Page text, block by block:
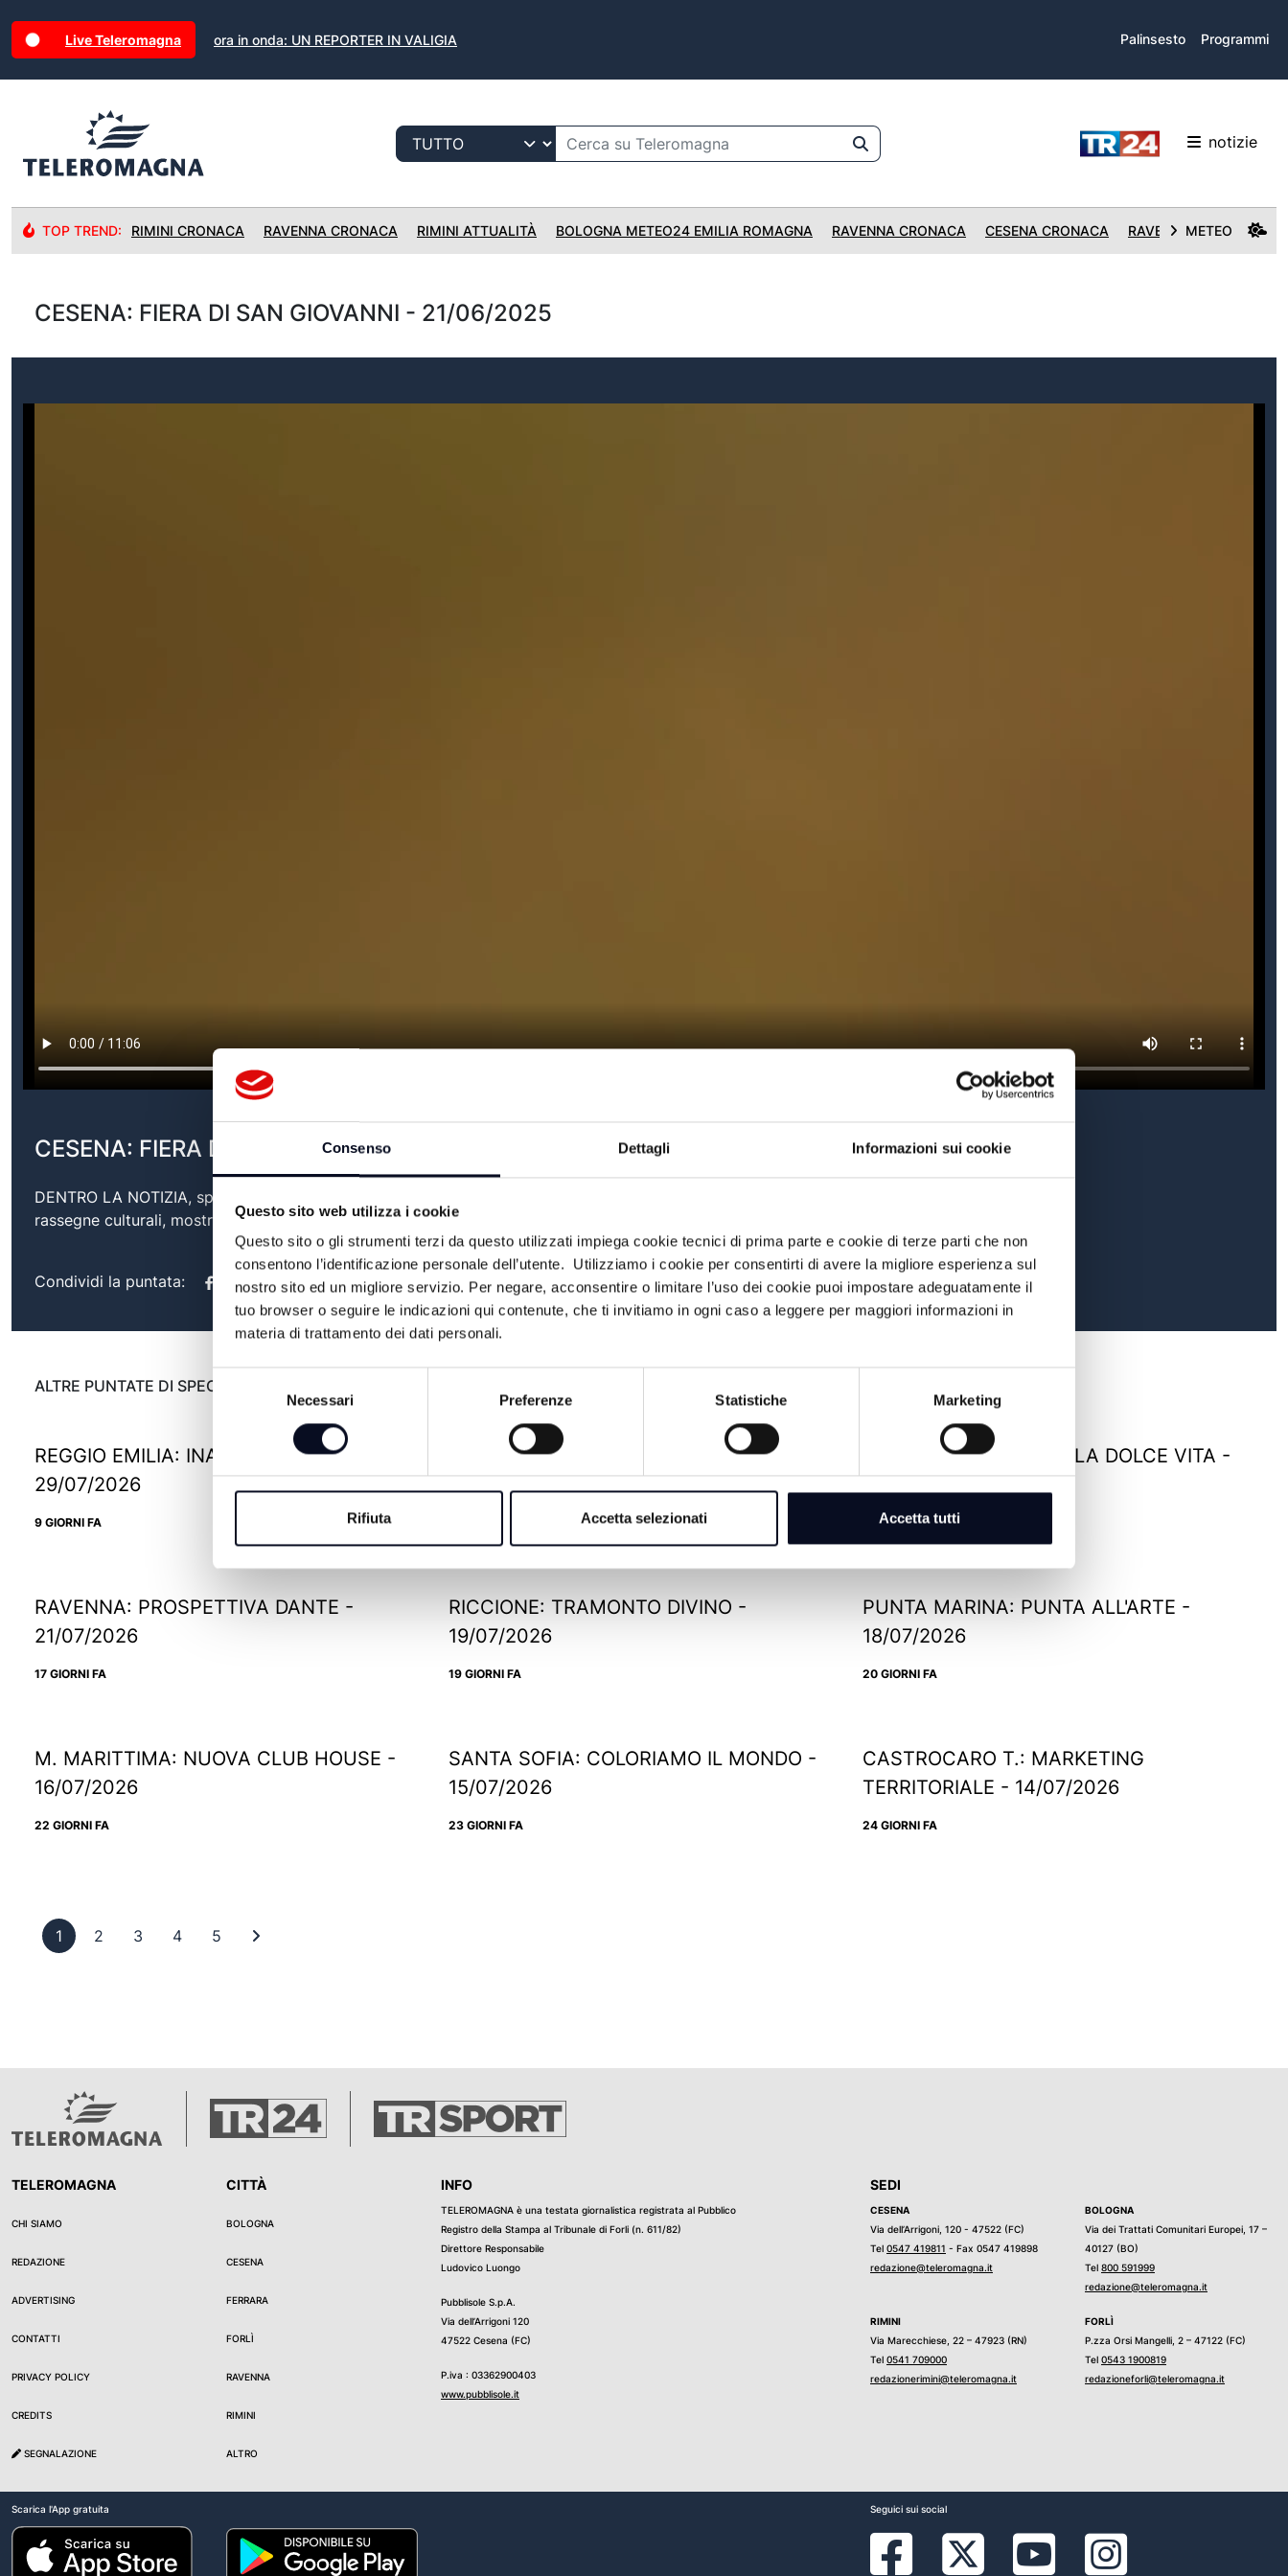
Consenso Dettagli Informazioni sui cookie
Questo sito web utilizza i cookie
Questo sito o gli strumenti terzi da questo utilizzati impiega cookie tecnici di prima parte e cookie di terze parti che non
consentono l’identificazione personale dell’utente. Utilizziamo i cookie per consentirti di avere la migliore esperienza sul
nostro sito ed un migliore servizio. Per negare, acconsentire o limitare l’uso dei cookie puoi impostare adeguatamente il
tuo browser o seguire le indicazioni qui contenute, che ti invitiamo in ogni caso a leggere per maggiori informazioni in
materia di trattamento dei dati personali.
Selezione
Necessari Preferenze Statistiche Marketing
Rifiuta Accetta selezionati Accetta tutti
Live Teleromagna ora in onda: UN REPORTER IN VALIGIA Palinsesto Programmi
notizie
TOP TREND: RIMINI CRONACA RAVENNA CRONACA RIMINI ATTUALITÀ BOLOGNA METEO24 EMILIA ROMAGNA RAVENNA CRONACA CESENA CRONACA RAVENNA CRONACA
METEO
CESENA: FIERA DI SAN GIOVANNI - 21/06/2025
CESENA: FIERA DI SAN GIOVANNI - 21/06/2025
DENTRO LA NOTIZIA, speciale televisivo sull'’attualità made in Romagna. Servizi video su
rassegne culturali, mostre, eventi ma anche promozione del territorio e delle sue impres
Condividi la puntata:
ALTRE PUNTATE DI SPECIALE
REGGIO EMILIA: INAUGURA IKEA PAOP -
29/07/2026
9 GIORNI FA
ROMAGNA: L'ALGORITMO DELLA
RIMINI: TERRAZZA DELLA DOLCE VITA -
16 GIORNI FA
RAVENNA: PROSPETTIVA DANTE -
21/07/2026
17 GIORNI FA
RICCIONE: TRAMONTO DIVINO -
19/07/2026
19 GIORNI FA
PUNTA MARINA: PUNTA ALL'ARTE -
18/07/2026
20 GIORNI FA
M. MARITTIMA: NUOVA CLUB HOUSE -
16/07/2026
22 GIORNI FA
SANTA SOFIA: COLORIAMO IL MONDO -
15/07/2026
23 GIORNI FA
CASTROCARO T.: MARKETING
TERRITORIALE - 14/07/2026
24 GIORNI FA
1 Pagina 1
2 Pagina 2
3 Pagina 3
4Pagina 4
5 Pagina 5
TELEROMAGNA
CHI SIAMO
REDAZIONE
ADVERTISING
CONTATTI
PRIVACY POLICY
CREDITS
SEGNALAZIONE
CITTÀ
BOLOGNA
CESENA
FERRARA
FORLÌ
RAVENNA
RIMINI
ALTRO
INFO
TELEROMAGNA è una testata giornalistica registrata al Pubblico
Registro della Stampa al Tribunale di Forli (n. 611/82)
Direttore Responsabile
Ludovico Luongo
Pubblisole S.p.A.
Via dell’Arrigoni 120
47522 Cesena (FC)
P.iva : 03362900403
www.pubblisole.it
SEDI
CESENA
Via dell’Arrigoni, 120 - 47522 (FC)
Tel 0547 419811 - Fax 0547 419898
redazione@teleromagna.it
BOLOGNA
Via dei Trattati Comunitari Europei, 17 –
40127 (BO)
Tel 800 591999
redazione@teleromagna.it
RIMINI
Via Marecchiese, 22 – 47923 (RN)
Tel 0541 709000
redazionerimini@teleromagna.it
FORLÌ
P.zza Orsi Mangelli, 2 – 47122 (FC)
Tel 0543 1900819
redazioneforli@teleromagna.it
Scarica l'App gratuita Seguici sui social